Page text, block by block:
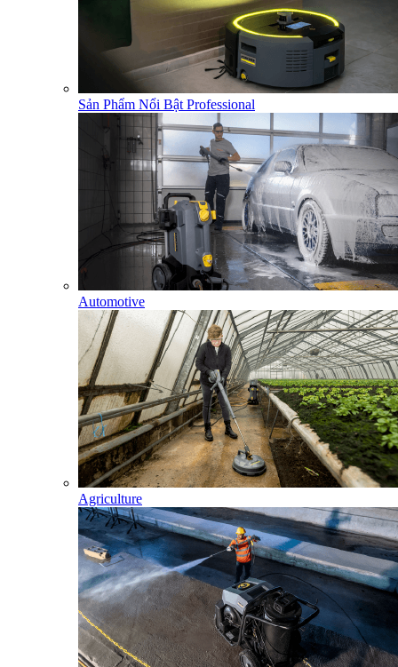
Sản Phẩm Nổi Bật Professional
Automotive
Agriculture